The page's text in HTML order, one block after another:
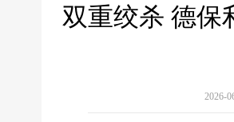
双重绞杀 德保
2026-